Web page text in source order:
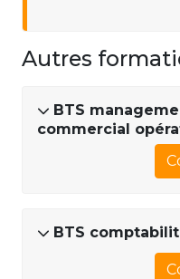
Autres
BTS
commercial
BTS